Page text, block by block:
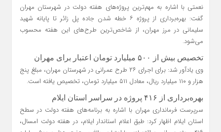
نعمتی با اشاره به مهم‌ترین پروژه‌های هفته دولت در شهرستان مهران
گفت: بهره‌برداری از پروژه ۶ خطه شدن جاده پل زائر تا پایانه شهید
سلیمانی در مرز مهران، از شاخص‌ترین طرح‌های این هفته محسوب
می‌شود.
تخصیص بیش از ۵۰۰ میلیارد تومان اعتبار برای مهران
وی یادآور شد: برای اجرای ۲۶ طرح عمرانی در شهرستان مهران، مبلغ پنج
هزار و ۱۱۰ میلیارد ریال، معادل ۵۱۱ میلیارد تومان، تخصیص یافته است.
بهره‌برداری از ۴۱۶ پروژه در سراسر استان ایلام
سرپرست فرمانداری مهران با اشاره به برنامه‌های هفته دولت در سطح
استان ایلام اظهار کرد: طبق اعلام استاندار ایلام، در هفته دولت امسال،